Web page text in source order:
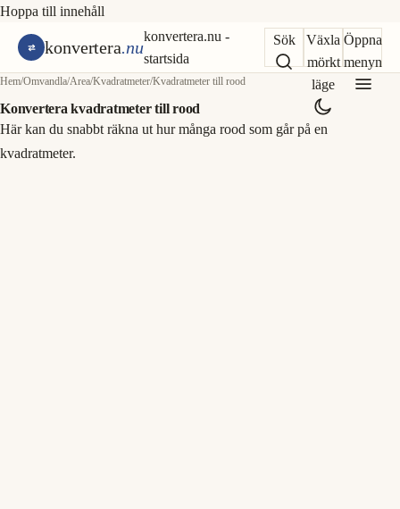
Hoppa till innehåll
konvertera.nu
konvertera.nu -
startsida
Sök
Växla
mörkt
läge
Öppna
menyn
Hem/Omvandla/Area/Kvadratmeter/Kvadratmeter till rood
Konvertera kvadratmeter till rood
Här kan du snabbt räkna ut hur många rood som går på en
kvadratmeter.